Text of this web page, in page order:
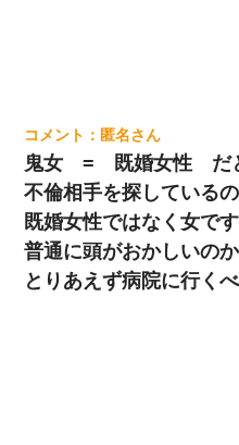
匿名
鬼女 = 既婚女性 だ
不倫相手を探している
既婚女性ではなく女で
普通に頭がおかしいのか
とりあえず病院に行く